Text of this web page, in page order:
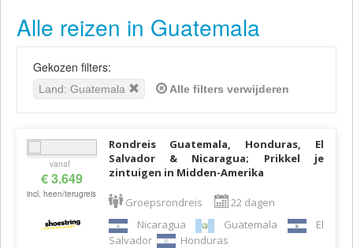
Alle reizen in Guatemala
Gekozen filters:
Land: Guatemala Alle filters verwijderen
vanaf
€ 3.649
incl. heen/terugreis
Rondreis Guatemala, Honduras, El
Salvador & Nicaragua; Prikkel je
zintuigen in Midden-Amerika
Groepsrondreis
22 dagen
Nicaragua
Guatemala
El
Salvador
Honduras